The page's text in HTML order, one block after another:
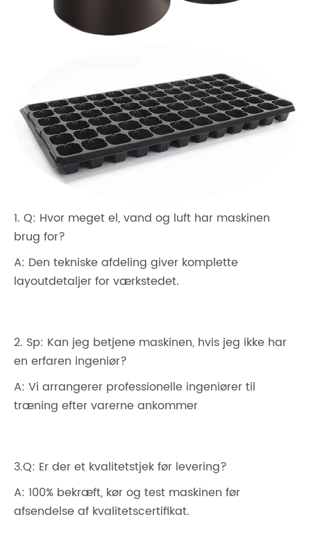
1. Q: Hvor meget el, vand og luft har maskinen
brug for?
A: Den tekniske afdeling giver komplette
layoutdetaljer for værkstedet.
2. Sp: Kan jeg betjene maskinen, hvis jeg ikke har
en erfaren ingeniør?
A: Vi arrangerer professionelle ingeniører til
træning efter varerne ankommer
3.Q: Er der et kvalitetstjek før levering?
A: 100% bekræft, kør og test maskinen før
afsendelse af kvalitetscertifikat.